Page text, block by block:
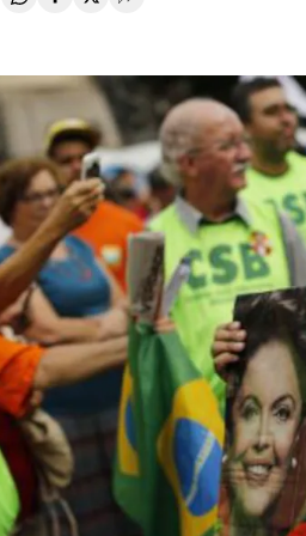
Compartir en Whatsapp
Compartir en Facebook
Compartir en Twitter
Desplegar Redes